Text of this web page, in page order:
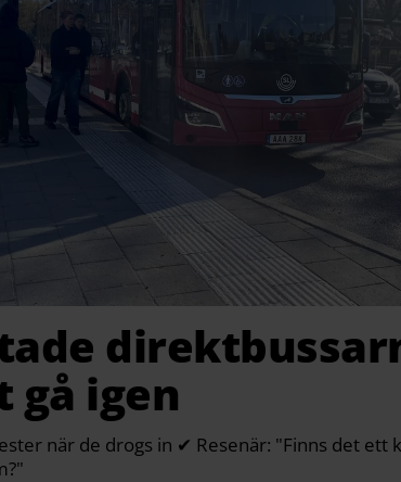
gå igen
när de drogs in ✔ Resenär: "Finns det ett